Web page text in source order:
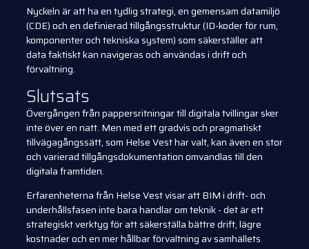
Nyckeln är att ha en tydlig strategi, en gemensam datamiljö
(CDE) och en definierad tillgångsstruktur (ID-koder för rum,
komponenter och tekniska system) som säkerställer att
data faktiskt kan navigeras och användas i drift och
förvaltning.
Slutsats
Övergången från pappersritningar till digitala tvillingar sker
inte över en natt. Men med ett gradvis och pragmatiskt
tillvägagångssätt, som Helse Vest har valt, kan även en stor
och varierad tillgångsdokumentation omvandlas till den
digitala framtiden.
Erfarenheterna från Helse Vest visar att BIM i drift- och
underhållsfasen inte bara handlar om teknik - det är ett
strategiskt verktyg för att säkerställa bättre drift, lägre
kostnader och en mer hållbar förvaltning av samhällets